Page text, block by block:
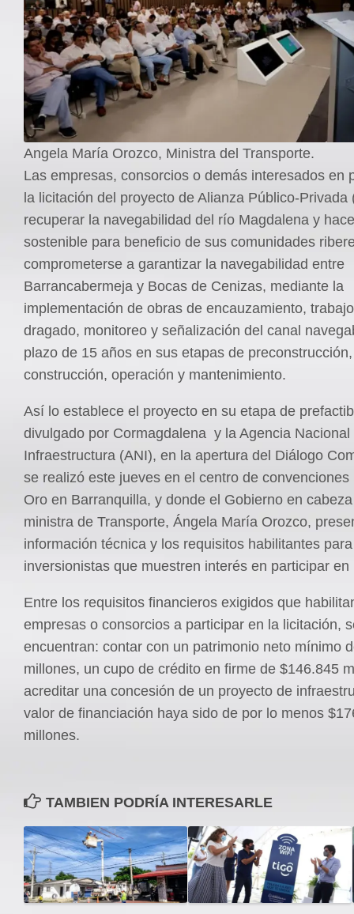
Instagram
Registro ISSN: 2711-3299
Angela María Orozco, Ministra del Transporte.
Las empresas, consorcios o demás interesados en
la licitación del proyecto de Alianza Público-Privada
recuperar la navegabilidad del río Magdalena y
sostenible para beneficio de sus comunidades
comprometerse a garantizar la navegabilidad entre
Barrancabermeja y Bocas de Cenizas, mediante la
implementación de obras de encauzamiento,
dragado, monitoreo y señalización del canal
plazo de 15 años en sus etapas de preconstrucción,
construcción, operación y mantenimiento.
Así lo establece el proyecto en su etapa de
divulgado por Cormagdalena y la Agencia Nacional
Infraestructura (ANI), en la apertura del Diálogo
se realizó este jueves en el centro de convenciones
Oro en Barranquilla, y donde el Gobierno en
ministra de Transporte, Ángela María Orozco,
información técnica y los requisitos habilitantes
inversionistas que muestren interés en participar en
Entre los requisitos financieros exigidos que
empresas o consorcios a participar en la licitación,
encuentran: contar con un patrimonio neto mínimo
millones, un cupo de crédito en firme de $146.845
acreditar una concesión de un proyecto de
valor de financiación haya sido de por lo menos
millones.
TAMBIEN PODRÍA INTERESARLE